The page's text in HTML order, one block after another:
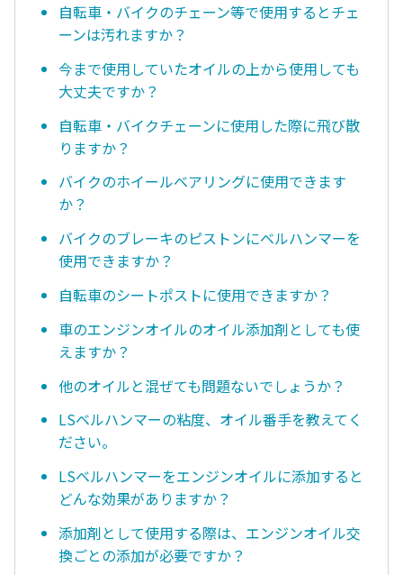
自転車・バイクのチェーン等で使用するとチェ
ーンは汚れますか？
今まで使用していたオイルの上から使用しても
大丈夫ですか？
自転車・バイクチェーンに使用した際に飛び散
りますか？
バイクのホイールベアリングに使用できます
か？
バイクのブレーキのピストンにベルハンマーを
使用できますか？
自転車のシートポストに使用できますか？
車のエンジンオイルのオイル添加剤としても使
えますか？
他のオイルと混ぜても問題ないでしょうか？
LSベルハンマーの粘度、オイル番手を教えてく
ださい。
LSベルハンマーをエンジンオイルに添加すると
どんな効果がありますか？
添加剤として使用する際は、エンジンオイル交
換ごとの添加が必要ですか？